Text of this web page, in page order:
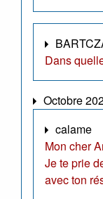
Dans
Octobre
calame
Mon cher
Je te prie
avec ton